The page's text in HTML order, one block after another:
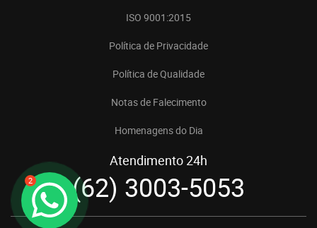
2
ISO 9001:2015
Política de Privacidade
Política de Qualidade
Notas de Falecimento
Homenagens do Dia
Atendimento 24h
(62) 3003-5053